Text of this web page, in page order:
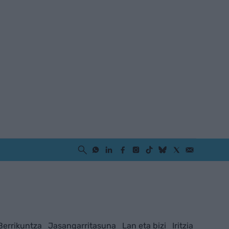
Jasangarritasuna Lan eta bizi Iritzia